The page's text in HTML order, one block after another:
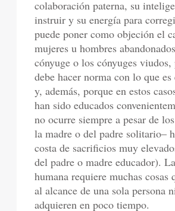
colaboración paterna, su
instruir y su energía para
puede poner como objeción el
mujeres u hombres
cónyuge o los cónyuges viudos,
debe hacer norma con lo que es
y, además, porque en estos
han sido educados
no ocurre siempre a pesar de
la madre o del padre solitario–
costa de sacrificios muy
del padre o madre educador).
humana requiere muchas cosas
al alcance de una sola persona
adquieren en poco tiempo.